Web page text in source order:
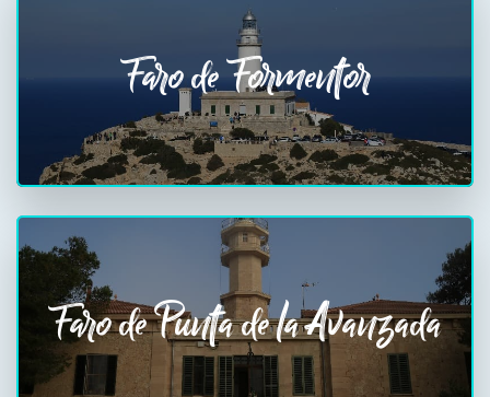
Faro de Formentor
Faro de Punta de la Avanzada